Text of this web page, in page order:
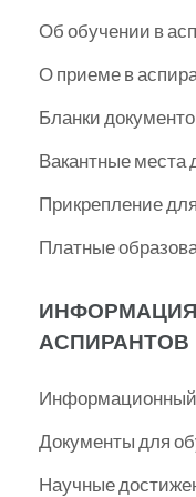
Об обучении в
О приеме в
Бланки
Вакантные места
Прикрепление
Платные
АСПИРАНТОВ
Информационный
Документы для
Научные